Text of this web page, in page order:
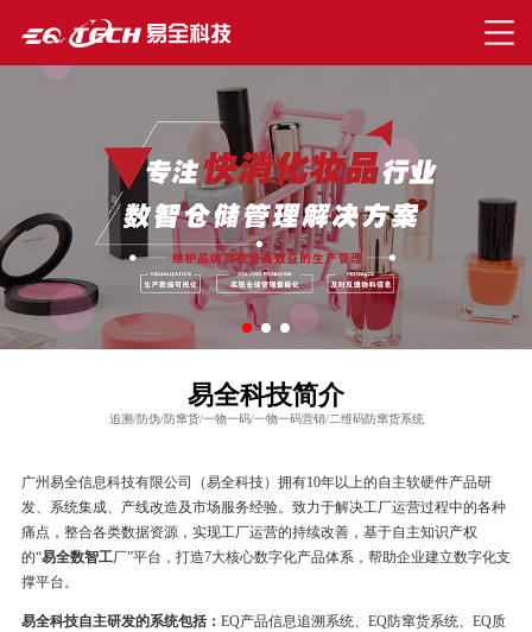
易全科技简介
追溯/防伪/防窜货/一物一码/一物一码营销/二维码防窜货系统
广州易全信息科技有限公司（易全科技）拥有10年以上的自主软硬件产品研
发、系统集成、产线改造及市场服务经验。致力于解决工厂运营过程中的各种
痛点，整合各类数据资源，实现工厂运营的持续改善，基于自主知识产权
的“易全数智工厂”平台，打造7大核心数字化产品体系，帮助企业建立数字化支
撑平台。
易全科技自主研发的系统包括： EQ产品信息追溯系统、EQ防窜货系统、EQ质